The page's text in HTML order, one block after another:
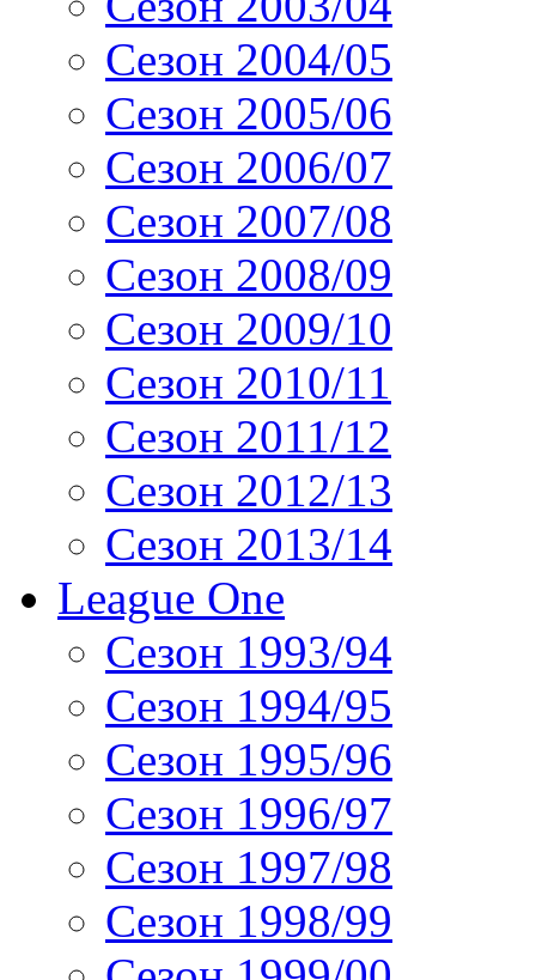
Сезон 2004/05
Сезон 2005/06
Сезон 2006/07
Сезон 2007/08
Сезон 2008/09
Сезон 2009/10
Сезон 2010/11
Сезон 2011/12
Сезон 2012/13
Сезон 2013/14
League One
Сезон 1993/94
Сезон 1994/95
Сезон 1995/96
Сезон 1996/97
Сезон 1997/98
Сезон 1998/99